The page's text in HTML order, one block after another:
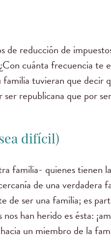
de reducción de
cuánta frecuencia te
tuvieran que decir
ser republicana que por
difícil)
familia- quienes tienen
de una verdadera
de ser una familia; es
han herido es ésta:
un miembro de la